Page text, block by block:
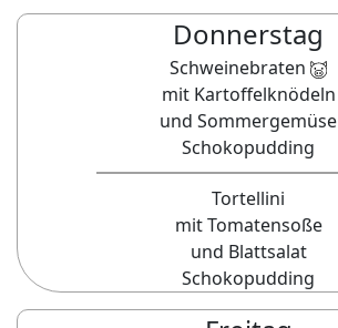
Donnerstag
Schweinebraten
mit Kartoffelknödeln
und Sommergemüse
Schokopudding
Tortellini
mit Tomatensoße
und Blattsalat
Schokopudding